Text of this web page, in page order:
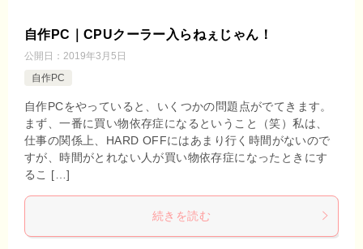
自作PC｜CPUクーラー入らねぇじゃん！
公開日： 2019年3月5日
自作PC
自作PCをやっていると、いくつかの問題点がでてきます。
まず、一番に買い物依存症になるということ（笑）私は、
仕事の関係上、HARD OFFにはあまり行く時間がないので
すが、時間がとれない人が買い物依存症になったときにす
るこ […]
続きを読む